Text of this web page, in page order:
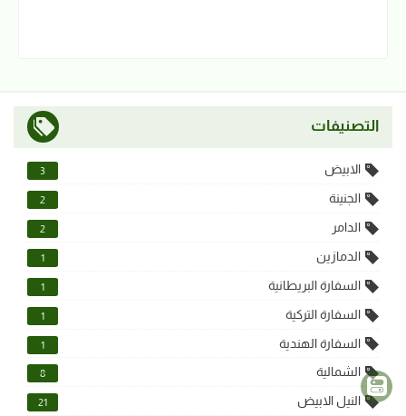
التصنيفات
الابيض 3
الجنينة 2
الدامر 2
الدمازين 1
السفارة البريطانية 1
السفارة التركية 1
السفارة الهندية 1
الشمالية 8
النيل الابيض 21